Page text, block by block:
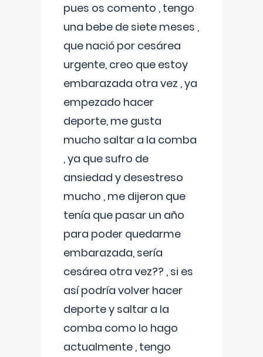
pues os comento , tengo
una bebe de siete meses ,
que nació por cesárea
urgente, creo que estoy
embarazada otra vez , ya
empezado hacer
deporte, me gusta
mucho saltar a la comba
, ya que sufro de
ansiedad y desestreso
mucho , me dijeron que
tenía que pasar un año
para poder quedarme
embarazada, sería
cesárea otra vez?? , si es
así podría volver hacer
deporte y saltar a la
comba como lo hago
actualmente , tengo